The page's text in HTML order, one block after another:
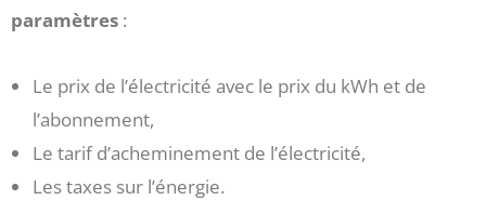
paramètres :
Le prix de l’électricité avec le prix du kWh et de
l’abonnement,
Le tarif d’acheminement de l’électricité,
Les taxes sur l’énergie.